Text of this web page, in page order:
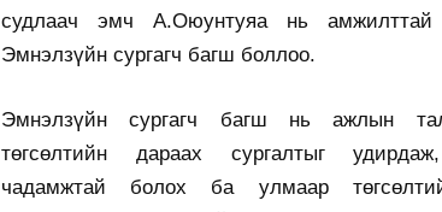
судлаач эмч А.Оюунтуяа нь амжилттай
Эмнэлзүйн сургагч багш боллоо.
Эмнэлзүйн сургагч багш нь ажлын
төгсөлтийн дараах сургалтыг
чадамжтай болох ба улмаар